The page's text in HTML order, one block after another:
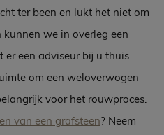
ter been en lukt het niet om
we in overleg een
er een adviseur bij u thuis
om een weloverwogen
voor het rouwproces.
van een grafsteen? Neem